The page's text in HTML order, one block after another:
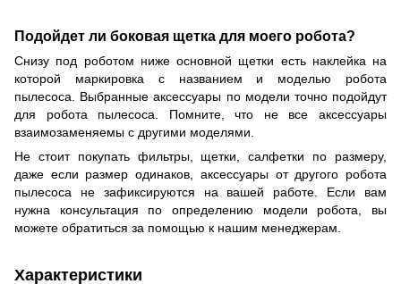
Подойдет ли боковая щетка для моего робота?
Снизу под роботом ниже основной щетки есть наклейка на
которой маркировка с названием и моделью робота
пылесоса. Выбранные аксессуары по модели точно подойдут
для робота пылесоса. Помните, что не все аксессуары
взаимозаменяемы с другими моделями.
Не стоит покупать фильтры, щетки, салфетки по размеру,
даже если размер одинаков, аксессуары от другого робота
пылесоса не зафиксируются на вашей работе. Если вам
нужна консультация по определению модели робота, вы
можете обратиться за помощью к нашим менеджерам.
Характеристики